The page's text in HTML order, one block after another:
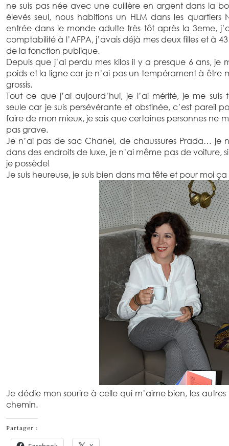
ne suis pas née avec une cuillère en argent dans la
élevés seul, nous habitions un HLM dans les quartiers
entrée dans le monde adulte très tôt après la 3eme,
comptabilité à l’AFPA, j’avais déjà mes deux filles et à
de la fonction publique.
Depuis que j’ai perdu mes kilos il y a presque 6 ans,
poids et la ligne car je n’ai pas un tempérament à être
grossis.
Tout ce que j’ai aujourd’hui, je l’ai mérité, je me suis
seule car je suis persévérante et obstinée, c’est pareil
faire de mon mieux, je sais que certaines personnes ne
pas grave.
Je n’ai pas de sac Chanel, de chaussures Prada… je
dans des endroits de luxe, je n’ai même pas de voiture,
je possède!
Je suis heureuse, je suis bien dans ma tête et pour moi
Je dédie mon sourire à celle qui m’aime bien, les
chemin.
Partager :